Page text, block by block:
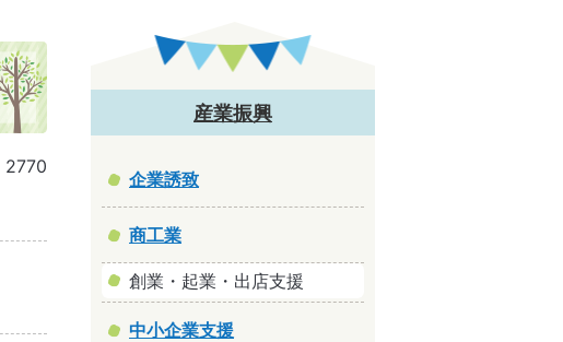
2770
産業振興
企業誘致
商工業
創業・起業・出店支援
中小企業支援